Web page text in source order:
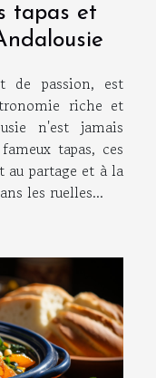
tapas et
de passion, est
riche et
n'est jamais
tapas, ces
au partage et à la
les ruelles...